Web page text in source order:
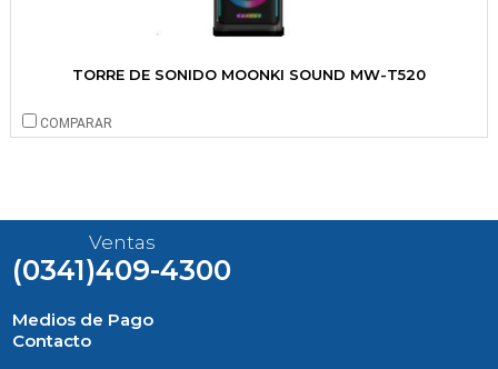
TORRE DE SONIDO MOONKI SOUND MW-T520
COMPARAR
Ventas
(0341)409-4300
Medios de Pago
Contacto